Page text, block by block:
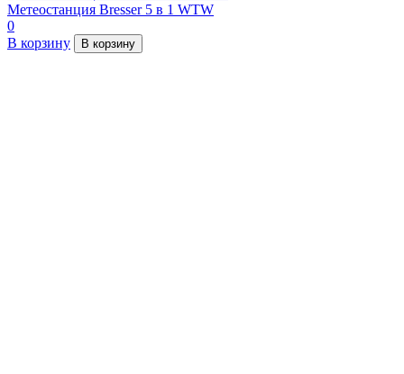
Метеостанция Bresser 5 в 1 WTW
0
В корзину
В корзину